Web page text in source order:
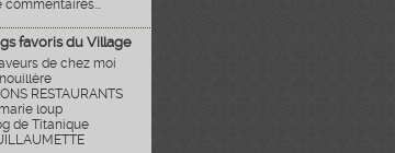
commentaires...
favoris du Village
de chez moi
RESTAURANTS
loup
de Titanique